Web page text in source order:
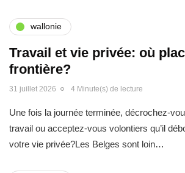
wallonie
Travail et vie privée: où
frontière?
31 juillet 2026 4 Minute(s) de lecture
Une fois la journée terminée, décrochez-
travail ou acceptez-vous volontiers qu’il
votre vie privée?Les Belges sont loin…